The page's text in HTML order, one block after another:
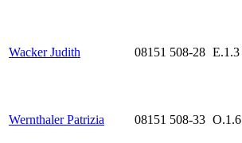
Wacker Judith 08151 508-28 E.1.3
Wernthaler Patrizia 08151 508-33 O.1.6